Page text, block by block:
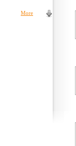
More